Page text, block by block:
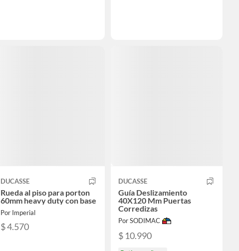
DUCASSE
Rueda al piso para porton
60mm heavy duty con base
Por Imperial
$ 4.570
DUCASSE
Guía Deslizamiento
40X120 Mm Puertas
Corredizas
Por SODIMAC
$ 10.990